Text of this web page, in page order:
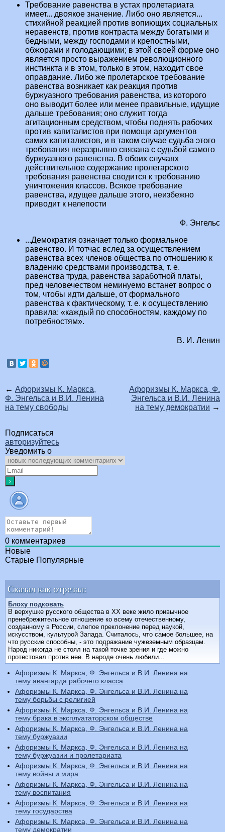
Требование равенства в устах пролетариата
имеет... двоякое значение. Либо оно является...
стихийной реакцией против вопиющих социальных
неравенств, против контраста между богатыми и
бедными, между господами и крепостными,
обжорами и голодающими; в этой своей форме оно
является просто выражением революционного
инстинкта и в этом, только в этом, находит свое
оправдание. Либо же пролетарское требование
равенства возникает как реакция против
буржуазного требования равенства, из которого
оно выводит более или менее правильные, идущие
дальше требования; оно служит тогда
агитационным средством, чтобы поднять рабочих
против капиталистов при помощи аргументов
самих капиталистов, и в таком случае судьба этого
требования неразрывно связана с судьбой самого
буржуазного равенства. В обоих случаях
действительное содержание пролетарского
требования равенства сводится к требованию
уничтожения классов. Всякое требование
равенства, идущее дальше этого, неизбежно
приводит к нелепости
Ф. Энгельс
...Демократия означает только формальное
равенство. И тотчас вслед за осуществлением
равенства всех членов общества по отношению к
владению средствами производства, т. е.
равенства труда, равенства заработной платы,
пред человечеством неминуемо встанет вопрос о
том, чтобы идти дальше, от формального
равенства к фактическому, т. е. к осуществлению
правила: «каждый по способностям, каждому по
потребностям».
В. И. Ленин
← Афоризмы К. Маркса,
Ф. Энгельса и В.И. Ленина
на тему свободы
Афоризмы К. Маркса, Ф.
Энгельса и В.И. Ленина
на тему демократии →
Подписаться
авторизуйтесь
Уведомить о
0 комментариев
Новые
Старые Популярные
Сказал как отрезал:
Блоху подковать
В верхушке русского общества в XX веке жило привычное
пренебрежительное отношение ко всему отечественному,
созданному в России, слепое преклонение перед наукой,
искусством, культурой Запада. Считалось, что самое большее, на
что русские способны, - это подражание чужеземным образцам.
Народ никогда не стоял на такой точке зрения и где можно
протестовал против нее. В народе очень любили...
Афоризмы К. Маркса, Ф. Энгельса и В.И. Ленина на
тему авангарда рабочего класса
Афоризмы К. Маркса, Ф. Энгельса и В.И. Ленина на
тему борьбы с религией
Афоризмы К. Маркса, Ф. Энгельса и В.И. Ленина на
тему брака в эксплуататорском обществе
Афоризмы К. Маркса, Ф. Энгельса и В.И. Ленина на
тему буржуазии
Афоризмы К. Маркса, Ф. Энгельса и В.И. Ленина на
тему буржуазии и пролетариата
Афоризмы К. Маркса, Ф. Энгельса и В.И. Ленина на
тему войны и мира
Афоризмы К. Маркса, Ф. Энгельса и В.И. Ленина на
тему воспитания
Афоризмы К. Маркса, Ф. Энгельса и В.И. Ленина на
тему государства
Афоризмы К. Маркса, Ф. Энгельса и В.И. Ленина на
тему демократии